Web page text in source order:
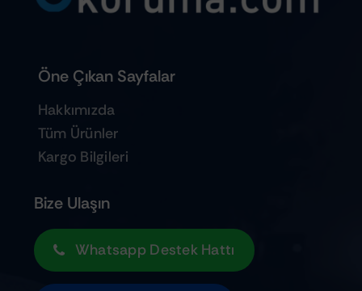
Öne Çıkan Sayfalar
Hakkımızda
Tüm Ürünler
Kargo Bilgileri
Bize Ulaşın
Whatsapp Destek Hattı